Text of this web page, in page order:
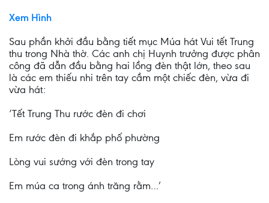
Xem Hình
Sau phần khởi đầu bằng tiết mục Múa hát Vui tết Trung
thu trong Nhà thờ. Các anh chị Huynh trưởng được phân
công đã dẫn đầu bằng hai lồng đèn thật lớn, theo sau
là các em thiếu nhi trên tay cầm một chiếc đèn, vừa đi
vừa hát:
‘Tết Trung Thu rước đèn đi chơi
Em rước đèn đi khắp phố phường
Lòng vui sướng với đèn trong tay
Em múa ca trong ánh trăng rằm…’